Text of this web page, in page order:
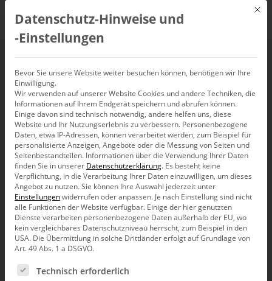
Mit
Datenschutz-Hinweise und
‑Einstellungen
Bevor Sie unsere Website weiter besuchen können, benötigen wir Ihre
Einwilligung.
Wir verwenden auf unserer Website Cookies und andere Techniken, die
Informationen auf Ihrem Endgerät speichern und abrufen können.
Einige davon sind technisch notwendig, andere helfen uns, diese
Website und Ihr Nutzungserlebnis zu verbessern. Personenbezogene
Daten, etwa IP-Adressen, können verarbeitet werden, zum Beispiel für
personalisierte Anzeigen, Angebote oder die Messung von Seiten und
Seitenbestandteilen. Informationen über die Verwendung Ihrer Daten
finden Sie in unserer Datenschutzerklärung. Es besteht keine
Verpflichtung, in die Verarbeitung Ihrer Daten einzuwilligen, um dieses
Angebot zu nutzen.Sie können Ihre Auswahl jederzeit unter
Einstellungenwiderrufen oder anpassen. Je nach Einstellung sind nicht
alle Funktionen der Website verfügbar. Einige der hier genutzten
Dienste verarbeiten personenbezogene Daten außerhalb der EU, wo
kein vergleichbares Datenschutzniveau herrscht, zum Beispiel in den
USA. Die Übermittlung in solche Drittländer erfolgt auf Grundlage von
Art. 49 Abs. 1 a DSGVO.
Es folgt eine Liste der Service-Gruppen, für die eine
Technisch erforderlich